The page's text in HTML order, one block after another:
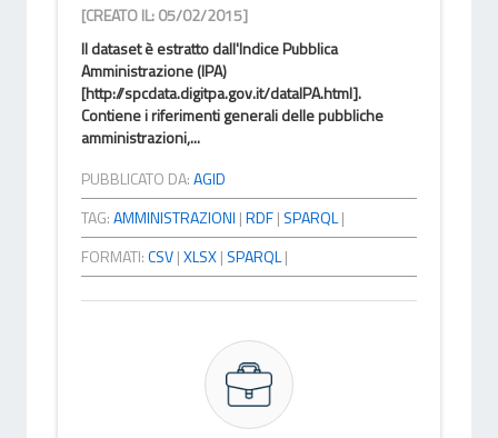
[CREATO IL: 05/02/2015]
Il dataset è estratto dall'Indice Pubblica
Amministrazione (IPA)
[http://spcdata.digitpa.gov.it/dataIPA.html].
Contiene i riferimenti generali delle pubbliche
amministrazioni,...
PUBBLICATO DA:AGID
TAG:AMMINISTRAZIONI |RDF| SPARQL|
FORMATI:CSV|XLSX| SPARQL|